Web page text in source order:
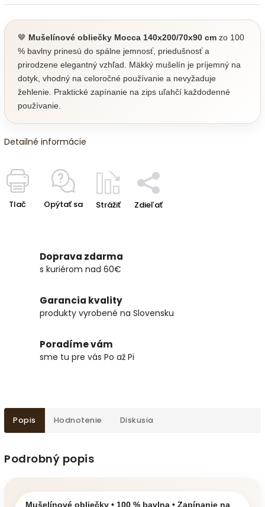
🤎 Mušelínové obliečky Mocca 140x200/70x90 cm zo 100
% bavlny prinesú do spálne jemnosť, priedušnosť a
prirodzene elegantný vzhľad. Mäkký mušelín je príjemný na
dotyk, vhodný na celoročné používanie a nevyžaduje
žehlenie. Praktické zapínanie na zips uľahčí každodenné
používanie.
Detailné informácie
Tlač Opýtať sa Strážiť Zdieľať
Doprava zdarma
s kuriérom nad 60€
Garancia kvality
produkty vyrobené na Slovensku
Poradíme vám
sme tu pre vás Po až Pi
Popis Hodnotenie Diskusia
Podrobný popis
Mušelínové obliečky • 100 % bavlna • Zapínanie na